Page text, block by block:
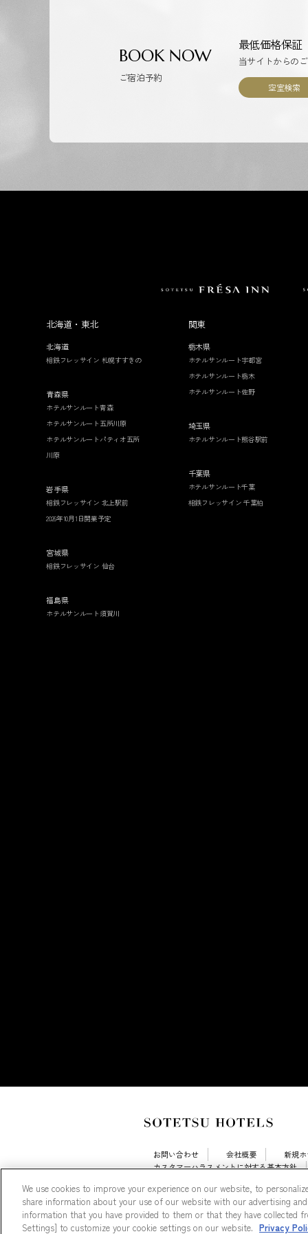
BOOK NOW
ご宿泊予約
最低価格保証
当サイトからの
空室検索
北海道・東北
北海道
相鉄フレッサイン 札幌すすきの
青森県
ホテルサンルート青森
ホテルサンルート五所川原
ホテルサンルートパティオ五所
川原
岩手県
相鉄フレッサイン 北上駅前
2026年10月1日開業予定
宮城県
相鉄フレッサイン 仙台
福島県
ホテルサンルート須賀川
関東
栃木県
ホテルサンルート宇都宮
ホテルサンルート栃木
ホテルサンルート佐野
埼玉県
ホテルサンルート熊谷駅前
千葉県
ホテルサンルート千葉
相鉄フレッサイン 千葉柏
お問い合わせ 会社概要
新規
カスタマーハラスメントに対する基本方針
We use cookies to improve your experience on our website, to
share information about your use of our website with our advertising
information that you have provided to them or that they have collected
Settings] to customize your cookie settings on our website. Privacy